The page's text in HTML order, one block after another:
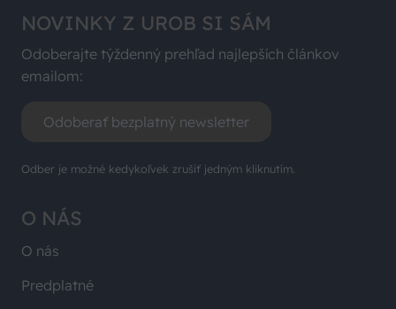
O NÁS
O nás
Predplatné
NOVINKY Z UROB SI SÁM
Odoberajte týždenný prehľad najlepších článkov
emailom:
Odoberať bezplatný newsletter
Odber je možné kedykoľvek zrušiť jedným kliknutím.